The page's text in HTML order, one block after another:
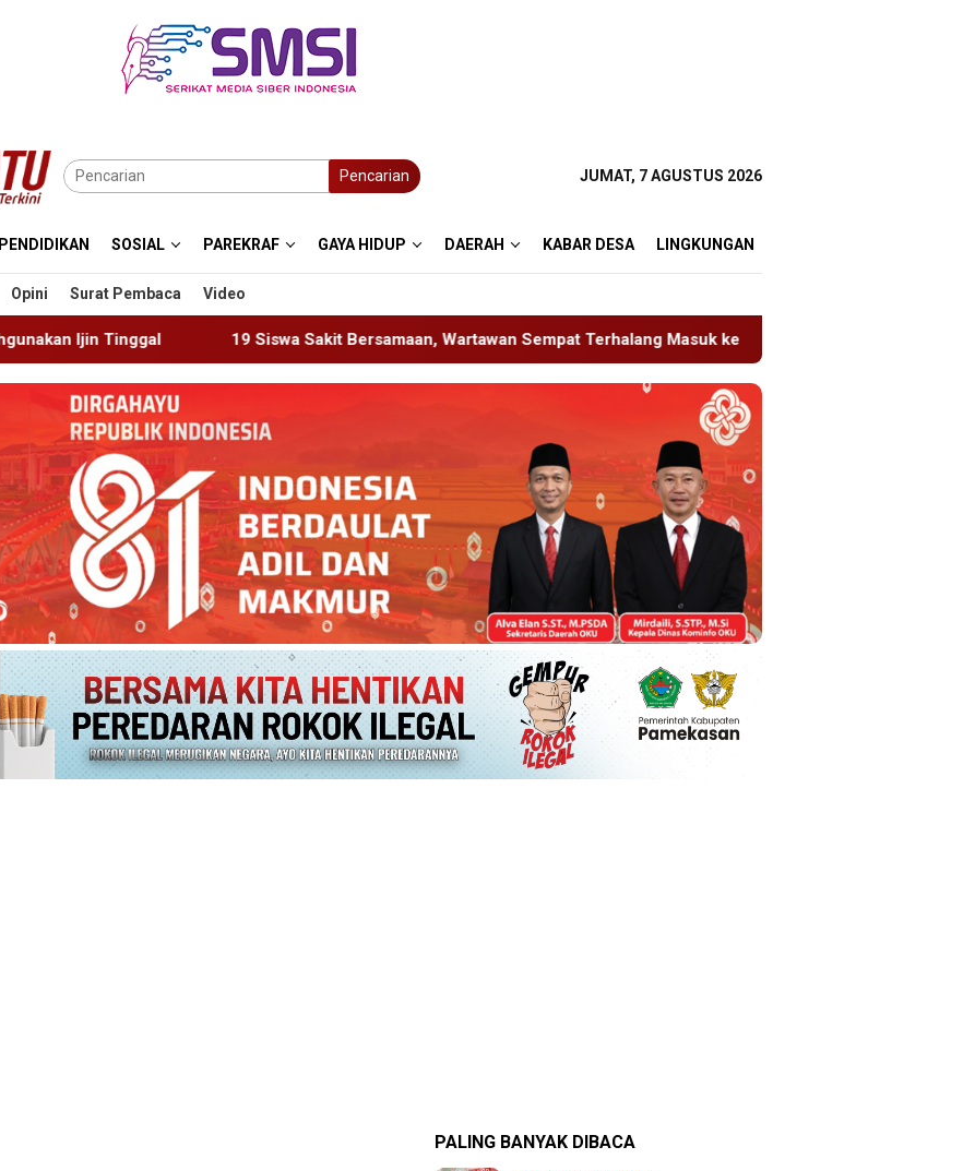
Pencarian JUMAT, 7 AGUSTUS 2026
PENDIDIKAN SOSIAL PAREKRAF GAYA HIDUP DAERAH KABAR DESA LINGKUNGAN
Opini Surat Pembaca Video
19 Siswa Sakit Bersamaan, Wartawan Sempat Terhalang Masuk ke Ruang UGD Sambut HUT RI ke-81 di Gunung
PALING BANYAK DIBACA